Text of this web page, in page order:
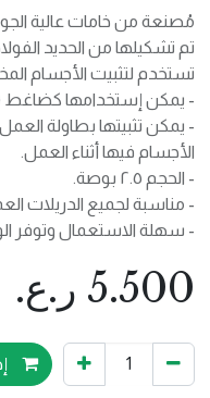
مُصنعة من خامات عالية
تم تشكيلها من الحديد
تستخدم لتثبيت الأجسام
- يمكن إستخدامها كضاغط
- يمكن تثبيتها بطاولة
الأجسام فيها أثناء العمل.
- الحجم ٢.٥ بوصة.
- مناسبة لجميع الدريلات
- سهلة الاستعمال وتوفر
5.500 ر.ع.